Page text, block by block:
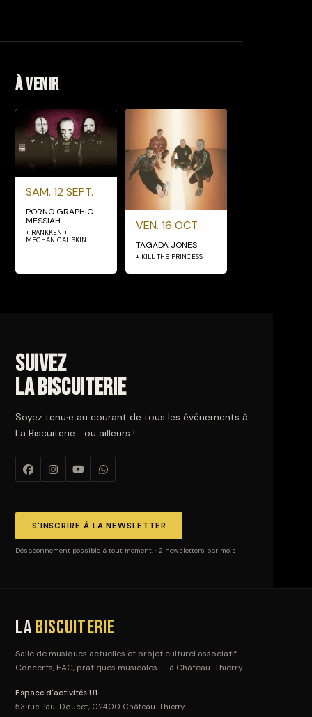
À venir
SAM. 12 SEPT.
PORNO GRAPHIC
MESSIAH
+ RANKKEN +
MECHANICAL SKIN
VEN. 16 OCT.
TAGADA JONES
+ KILL THE PRINCESS
Suivez
La Biscuiterie
Soyez tenu·e au courant de tous les événements à
La Biscuiterie… ou ailleurs !
S'INSCRIRE À LA NEWSLETTER
Désabonnement possible à tout moment. · 2 newsletters par mois
La Biscuiterie
Salle de musiques actuelles et projet culturel associatif.
Concerts, EAC, pratiques musicales — à Château-Thierry.
Espace d'activités U1
53 rue Paul Doucet, 02400 Château-Thierry